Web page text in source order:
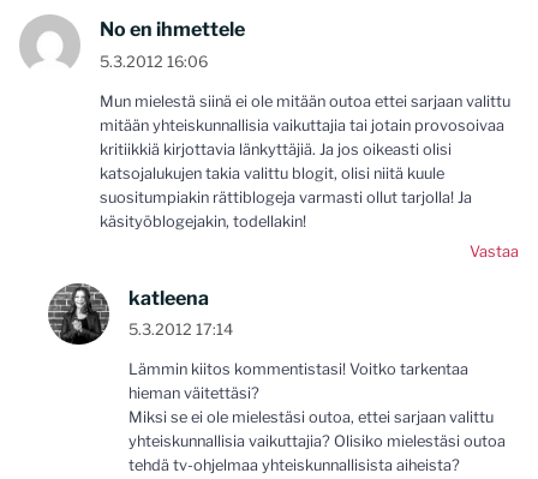
No en ihmettele
5.3.2012 16:06
Mun mielestä siinä ei ole mitään outoa ettei sarjaan valittu
mitään yhteiskunnallisia vaikuttajia tai jotain provosoivaa
kritiikkiä kirjottavia länkyttäjiä. Ja jos oikeasti olisi
katsojalukujen takia valittu blogit, olisi niitä kuule
suositumpiakin rättiblogeja varmasti ollut tarjolla! Ja
käsityöblogejakin, todellakin!
Vastaa
katleena
5.3.2012 17:14
Lämmin kiitos kommentistasi! Voitko tarkentaa
hieman väitettäsi?
Miksi se ei ole mielestäsi outoa, ettei sarjaan valittu
yhteiskunnallisia vaikuttajia? Olisiko mielestäsi outoa
tehdä tv-ohjelmaa yhteiskunnallisista aiheista?